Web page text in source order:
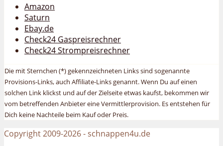
Amazon
Saturn
Ebay.de
Check24 Gaspreisrechner
Check24 Strompreisrechner
Die mit Sternchen (*) gekennzeichneten Links sind sogenannte
Provisions-Links, auch Affiliate-Links genannt. Wenn Du auf einen
solchen Link klickst und auf der Zielseite etwas kaufst, bekommen wir
vom betreffenden Anbieter eine Vermittlerprovision. Es entstehen für
Dich keine Nachteile beim Kauf oder Preis.
Copyright 2009-2026 - schnappen4u.de